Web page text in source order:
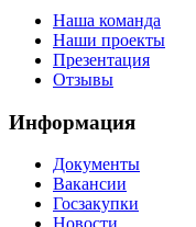
Наша команда
Наши проекты
Презентация
Отзывы
Информация
Документы
Вакансии
Госзакупки